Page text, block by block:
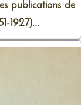
publications de
1927)...